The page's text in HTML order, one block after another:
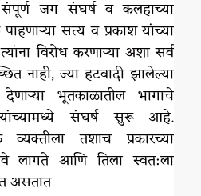
जग संघर्ष व कलहाच्या
सत्य व प्रकाश यांच्या
विरोध करणाऱ्या अशा सर्व
नाही, ज्या हटवादी झालेल्या
भूतकाळातील भागाचे
यांच्यामध्ये संघर्ष सुरू आहे.
व्यक्तीला तशाच प्रकारच्या
लागते आणि तिला स्वत:ला
असतात.